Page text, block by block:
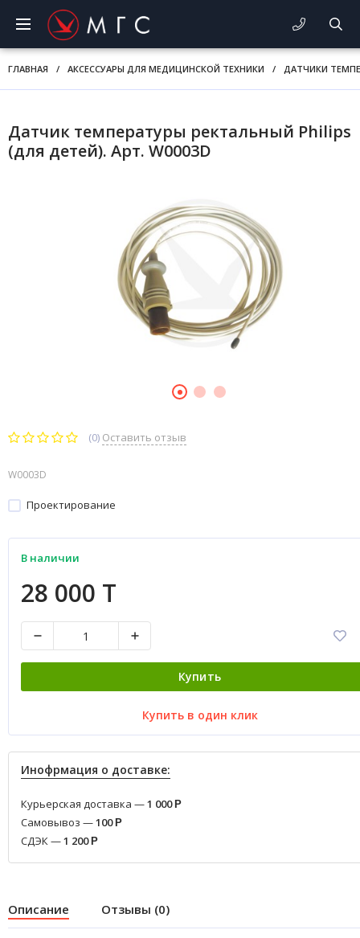
ГЛАВНАЯ / АКСЕССУАРЫ ДЛЯ МЕДИЦИНСКОЙ ТЕХНИКИ / ДАТЧИКИ
Датчик температуры ректальный Philips
(для детей). Арт. W0003D
(0) Оставить отзыв
W0003D
Проектирование
В наличии
28 000 T
Купить
Купить в один клик
Инофрмация о доставке:
Курьерская доставка —1 000 Р
Самовывоз —100 Р
СДЭК —1 200 Р
Описание Отзывы (0)